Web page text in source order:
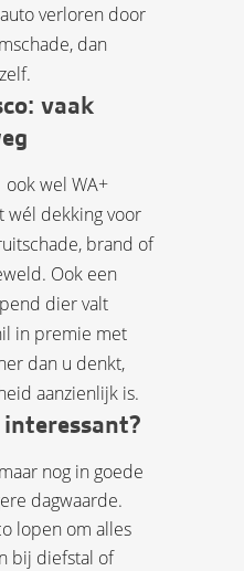
verloren door
dan
vaak
ook wel WA+
wél dekking voor
brand of
Ook een
dier valt
in premie met
dan u denkt,
aanzienlijk is.
nog in goede
dagwaarde.
lopen om alles
bij diefstal of